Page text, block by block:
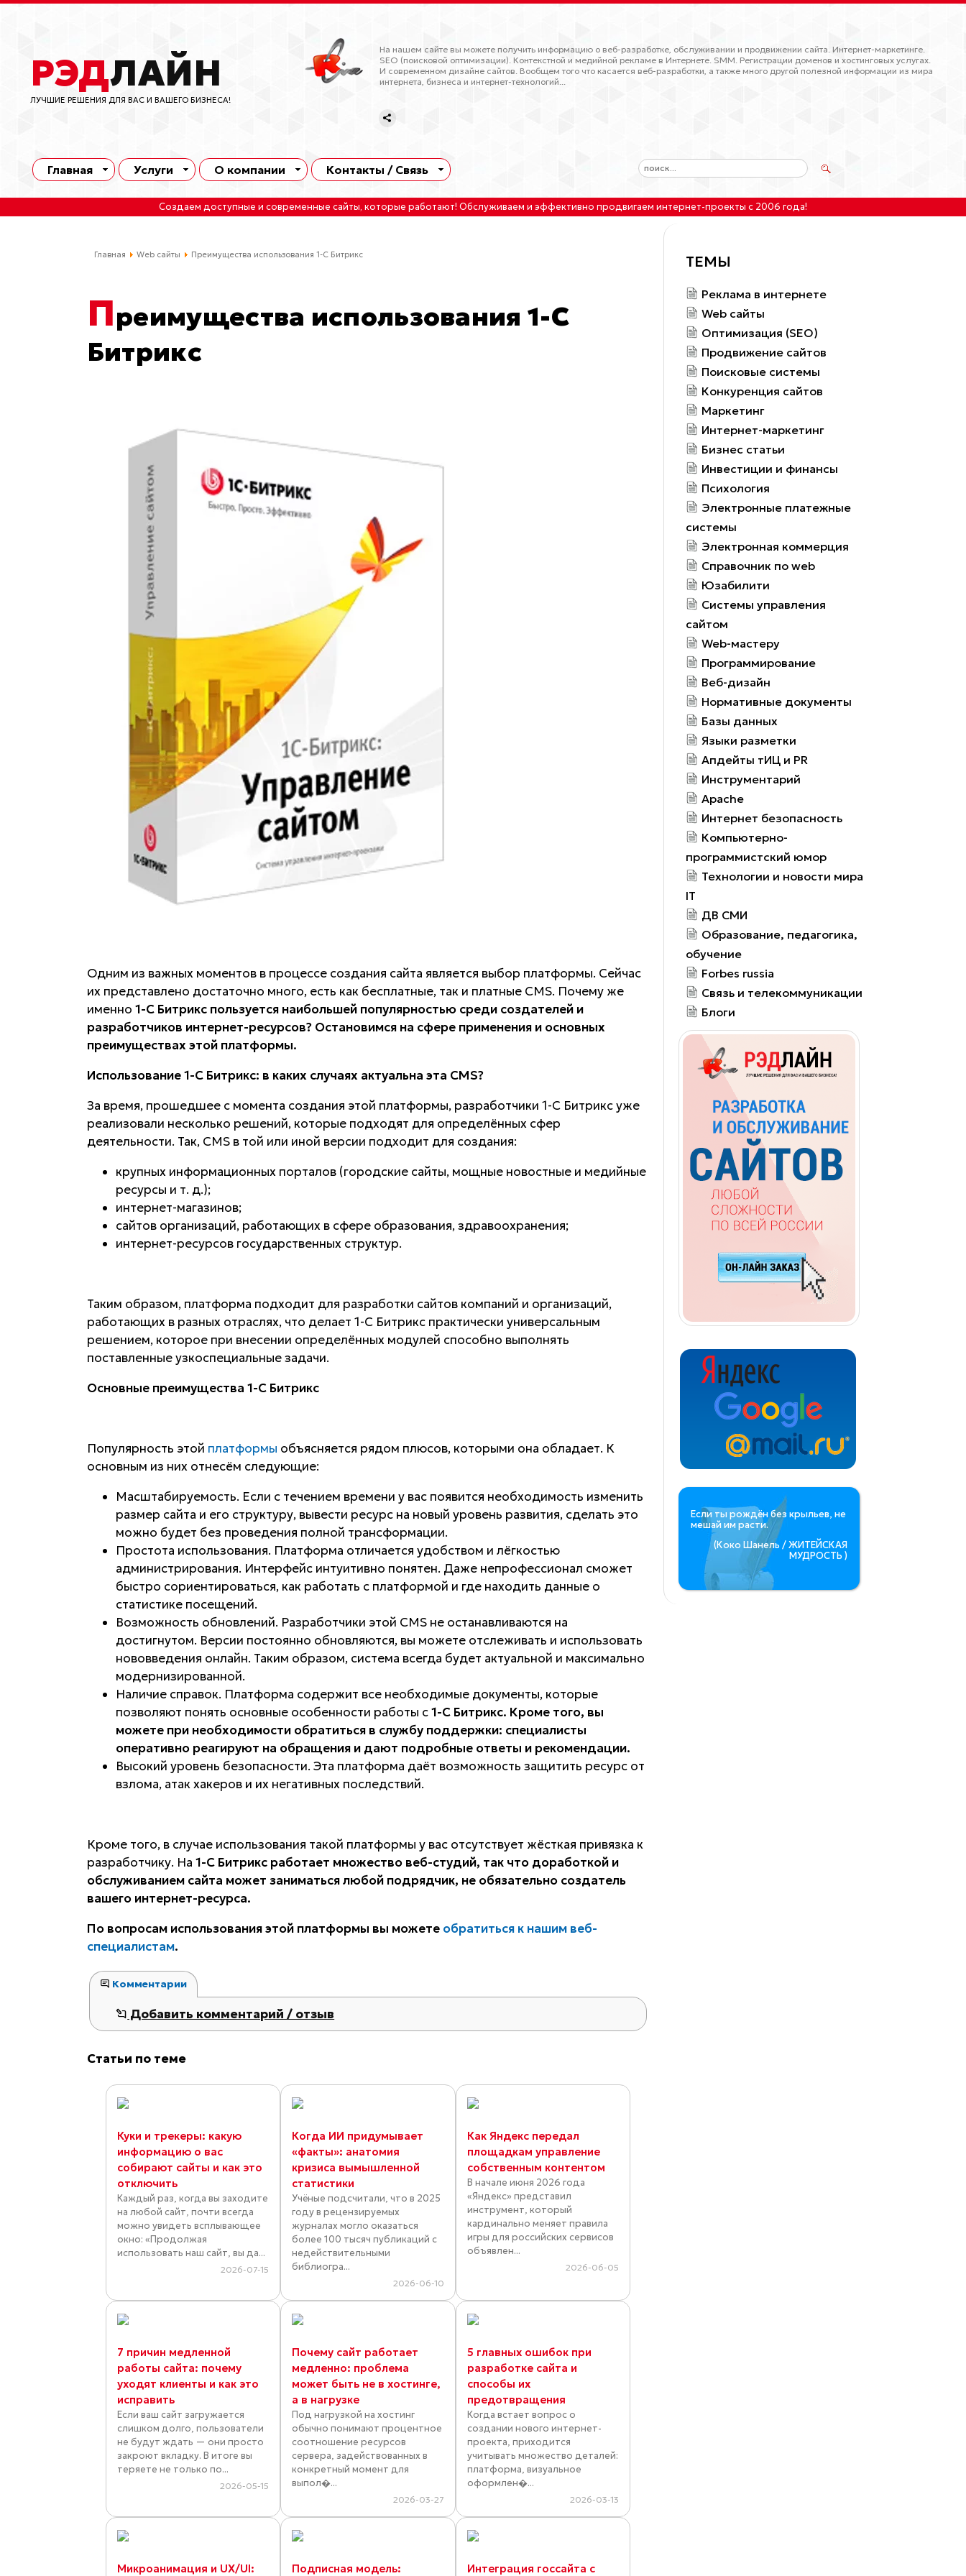
РЭДЛАЙН
ЛУЧШИЕ РЕШЕНИЯ ДЛЯ ВАС И ВАШЕГО БИЗНЕСА!
На нашем сайте вы можете получить информацию о веб-разработке, обслуживании и продвижении сайта. Интернет-маркетинге.
SEO (поисковой оптимизации). Контекстной и медийной рекламе в Интернете. SMM. Регистрации доменов и хостинговых услугах.
И современном дизайне сайтов. Вообщем того что касается веб-разработки, а также много другой полезной информации из мира
интернета, бизнеса и интернет-технологий...
Главная Услуги О компании Контакты / Связь
Создаем доступные и современные сайты, которые работают! Обслуживаем и эффективно продвигаем интернет-проекты с 2006 года!
Главная Web сайты Преимущества использования 1-С Битрикс
Преимущества использования 1-С
Битрикс
Одним из важных моментов в процессе создания сайта является выбор платформы. Сейчас
их представлено достаточно много, есть как бесплатные, так и платные CMS. Почему же
именно 1-С Битрикс пользуется наибольшей популярностью среди создателей и
разработчиков интернет-ресурсов? Остановимся на сфере применения и основных
преимуществах этой платформы.
Использование 1-С Битрикс: в каких случаях актуальна эта CMS?
За время, прошедшее с момента создания этой платформы, разработчики 1-С Битрикс уже
реализовали несколько решений, которые подходят для определённых сфер
деятельности. Так, CMS в той или иной версии подходит для создания:
крупных информационных порталов (городские сайты, мощные новостные и медийные
ресурсы и т. д.);
интернет-магазинов;
сайтов организаций, работающих в сфере образования, здравоохранения;
интернет-ресурсов государственных структур.
Таким образом, платформа подходит для разработки сайтов компаний и организаций,
работающих в разных отраслях, что делает 1-С Битрикс практически универсальным
решением, которое при внесении определённых модулей способно выполнять
поставленные узкоспециальные задачи.
Основные преимущества 1-С Битрикс
Популярность этой платформы объясняется рядом плюсов, которыми она обладает. К
основным из них отнесём следующие:
Масштабируемость. Если с течением времени у вас появится необходимость изменить
размер сайта и его структуру, вывести ресурс на новый уровень развития, сделать это
можно будет без проведения полной трансформации.
Простота использования. Платформа отличается удобством и лёгкостью
администрирования. Интерфейс интуитивно понятен. Даже непрофессионал сможет
быстро сориентироваться, как работать с платформой и где находить данные о
статистике посещений.
Возможность обновлений. Разработчики этой CMS не останавливаются на
достигнутом. Версии постоянно обновляются, вы можете отслеживать и использовать
нововведения онлайн. Таким образом, система всегда будет актуальной и максимально
модернизированной.
Наличие справок. Платформа содержит все необходимые документы, которые
позволяют понять основные особенности работы с1-С Битрикс. Кроме того, вы
можете при необходимости обратиться в службу поддержки: специалисты
оперативно реагируют на обращения и дают подробные ответы и рекомендации.
Высокий уровень безопасности. Эта платформа даёт возможность защитить ресурс от
взлома, атак хакеров и их негативных последствий.
Кроме того, в случае использования такой платформы у вас отсутствует жёсткая привязка к
разработчику. На 1-С Битрикс работает множество веб-студий, так что доработкой и
обслуживанием сайта может заниматься любой подрядчик, не обязательно создатель
вашего интернет-ресурса.
По вопросам использования этой платформы вы можетеобратиться к нашим веб-
специалистам.
Комментарии
Добавить комментарий / отзыв
Статьи по теме
Куки и трекеры: какую
информацию о вас
собирают сайты и как это
отключить
Каждый раз, когда вы заходите
на любой сайт, почти всегда
можно увидеть всплывающее
окно: «Продолжая
использовать наш сайт, вы да...
2026-07-15
Когда ИИ придумывает
«факты»: анатомия
кризиса вымышленной
статистики
Учёные подсчитали, что в 2025
году в рецензируемых
журналах могло оказаться
более 100 тысяч публикаций с
недействительными
библиогра...
2026-06-10
Как Яндекс передал
площадкам управление
собственным контентом
В начале июня 2026 года
«Яндекс» представил
инструмент, который
кардинально меняет правила
игры для российских сервисов
объявлен...
2026-06-05
7 причин медленной
работы сайта: почему
уходят клиенты и как это
исправить
Если ваш сайт загружается
слишком долго, пользователи
не будут ждать — они просто
закроют вкладку. В итоге вы
теряете не только по...
2026-05-15
Почему сайт работает
медленно: проблема
может быть не в хостинге,
а в нагрузке
Под нагрузкой на хостинг
обычно понимают процентное
соотношение ресурсов
сервера, задействованных в
конкретный момент для
выпол�...
2026-03-27
5 главных ошибок при
разработке сайта и
способы их
предотвращения
Когда встает вопрос о
создании нового интернет-
проекта, приходится
учитывать множество деталей:
платформа, визуальное
оформлен�...
2026-03-13
Микроанимация и UX/UI: Подписная модель: Интеграция госсайта с
ТЕМЫ
Реклама в интернете
Web сайты
Оптимизация (SEO)
Продвижение сайтов
Поисковые системы
Конкуренция сайтов
Маркетинг
Интернет-маркетинг
Бизнес статьи
Инвестиции и финансы
Психология
Электронные платежные
системы
Электронная коммерция
Справочник по web
Юзабилити
Системы управления
сайтом
Web-мастеру
Программирование
Веб-дизайн
Нормативные документы
Базы данных
Языки разметки
Апдейты тИЦ и PR
Инструментарий
Apache
Интернет безопасность
Компьютерно-
программистский юмор
Технологии и новости мира
IT
ДВ СМИ
Образование, педагогика,
обучение
Forbes russia
Связь и телекоммуникации
Блоги
Если ты рождён без крыльев, не
мешай им расти.
(Коко Шанель / ЖИТЕЙСКАЯ
МУДРОСТЬ )